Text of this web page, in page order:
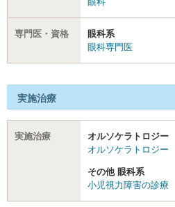
専門医・資格
眼科系
眼科専門医
実施治療
実施治療
オルソケラトロジー
オルソケラトロジー
その他 眼科系
小児視力障害の診療